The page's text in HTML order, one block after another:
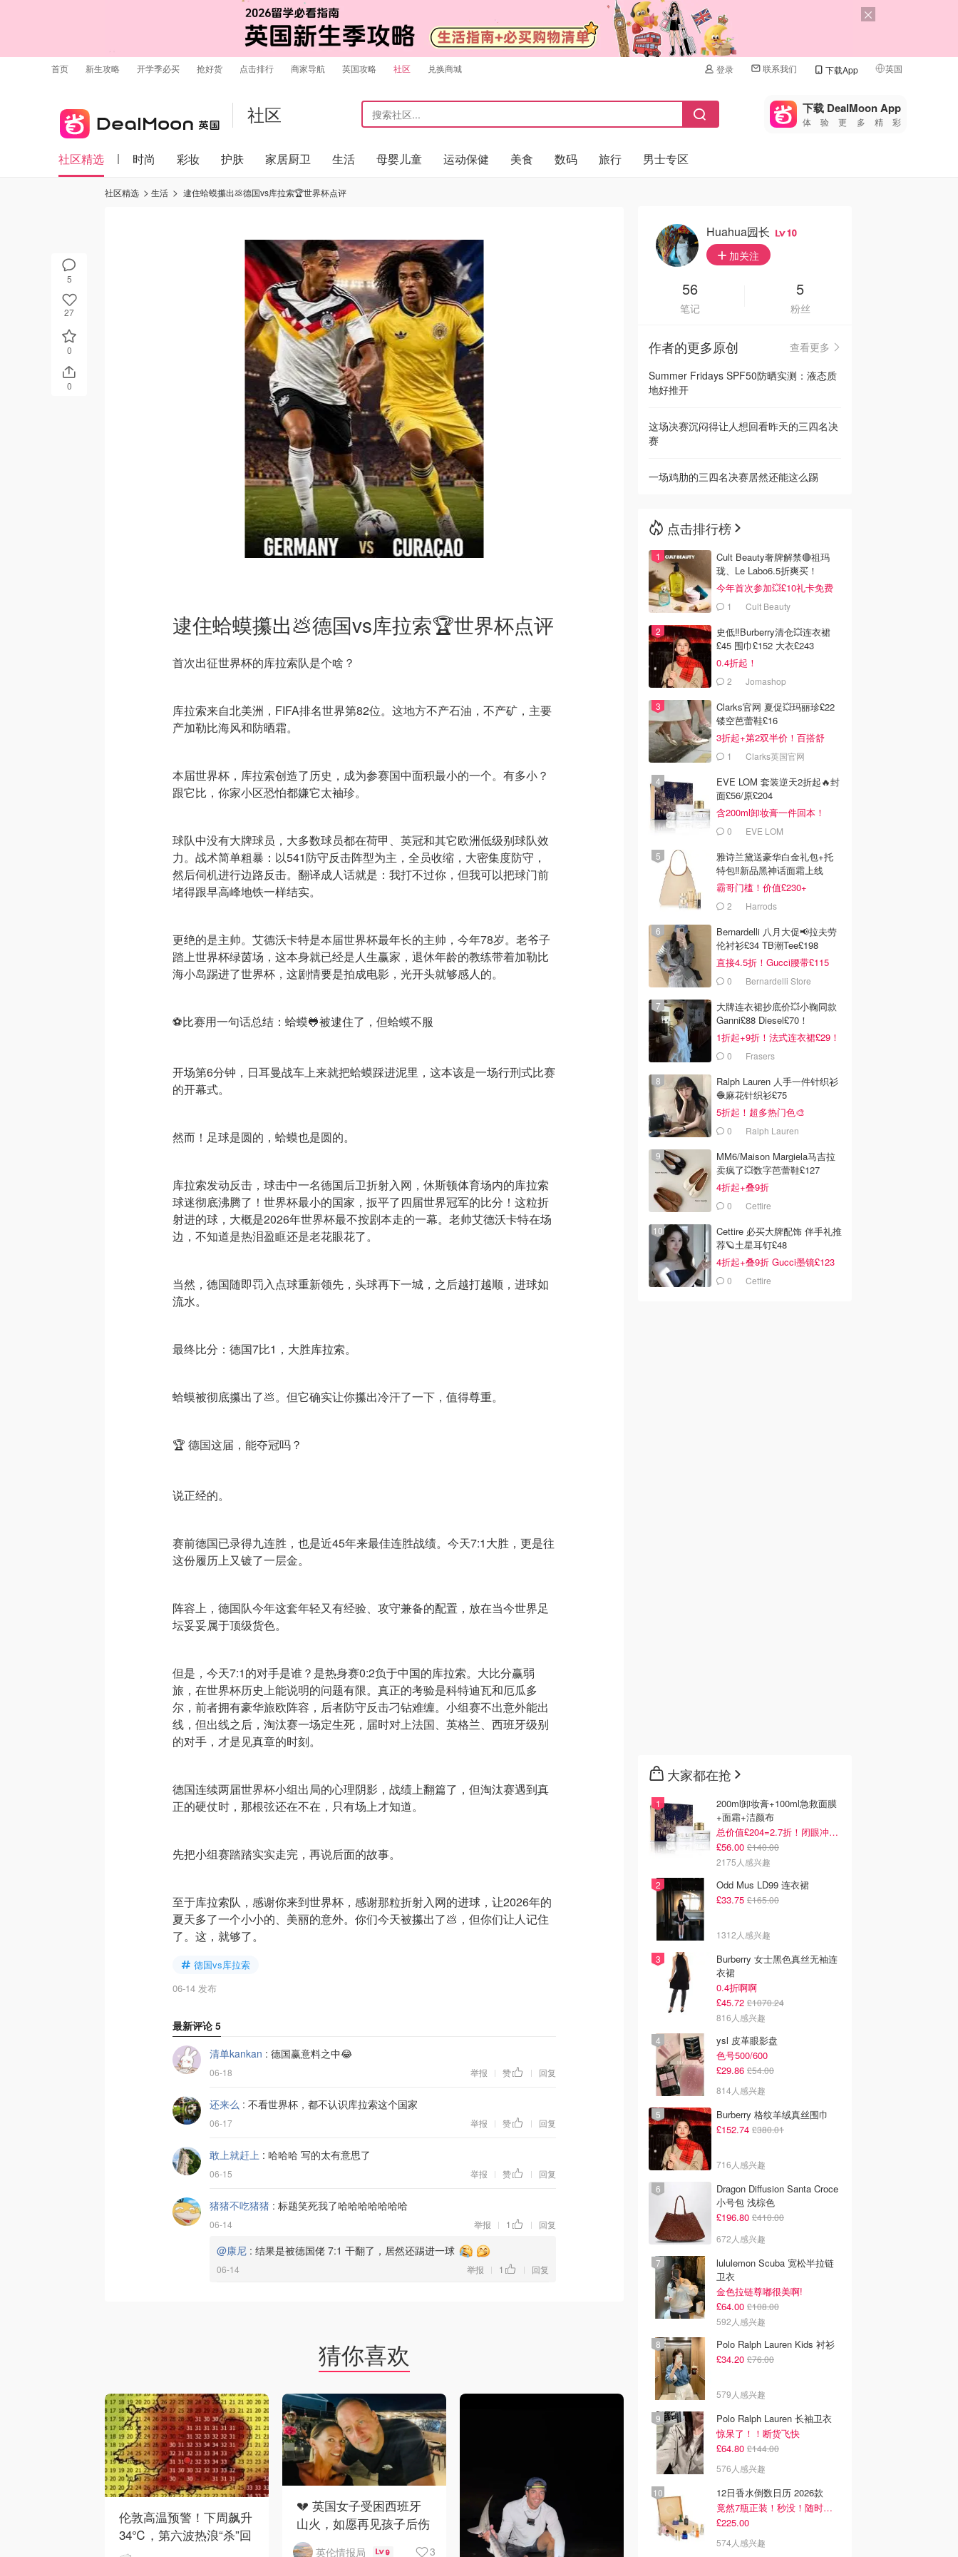
首页 新生攻略 开学季必买 抢好货 点击排行 商家导航 英国攻略 社区 兑换商城 登录 联系我们 下载App 英国
🇺🇸
🇨🇳 中国
🇦🇺
🇳🇿新西兰
社区 下载 DealMoon App
体验更多精彩
社区精选 时尚 彩妆 护肤 家居厨卫 生活 母婴儿童 运动保健 美食 数码 旅行 男士专区
5
27
0
0
社区精选 生活 逮住蛤蟆攥出💩德国vs库拉索🏆世界杯点评
逮住蛤蟆攥出💩德国vs库拉索🏆世界杯点评
首次出征世界杯的库拉索队是个啥？
库拉索来自北美洲，FIFA排名世界第82位。这地方不产石油，不产矿，主要
产加勒比海风和防晒霜。
本届世界杯，库拉索创造了历史，成为参赛国中面积最小的一个。有多小？
跟它比，你家小区恐怕都嫌它太袖珍。
球队中没有大牌球员，大多数球员都在荷甲、英冠和其它欧洲低级别球队效
力。战术简单粗暴：以541防守反击阵型为主，全员收缩，大密集度防守，
然后伺机进行边路反击。翻译成人话就是：我打不过你，但我可以把球门前
堵得跟早高峰地铁一样结实。
更绝的是主帅。艾德沃卡特是本届世界杯最年长的主帅，今年78岁。老爷子
踏上世界杯绿茵场，这本身就已经是人生赢家，退休年龄的教练带着加勒比
海小岛踢进了世界杯，这剧情要是拍成电影，光开头就够感人的。
⚽比赛用一句话总结：蛤蟆🐸被逮住了，但蛤蟆不服
开场第6分钟，日耳曼战车上来就把蛤蟆踩进泥里，这本该是一场行刑式比赛
的开幕式。
然而！足球是圆的，蛤蟆也是圆的。
库拉索发动反击，球击中一名德国后卫折射入网，休斯顿体育场内的库拉索
球迷彻底沸腾了！世界杯最小的国家，扳平了四届世界冠军的比分！这粒折
射进的球，大概是2026年世界杯最不按剧本走的一幕。老帅艾德沃卡特在场
边，不知道是热泪盈眶还是老花眼花了。
当然，德国随即罚入点球重新领先，头球再下一城，之后越打越顺，进球如
流水。
最终比分：德国7比1，大胜库拉索。
蛤蟆被彻底攥出了💩。但它确实让你攥出冷汗了一下，值得尊重。
🏆 德国这届，能夺冠吗？
说正经的。
赛前德国已录得九连胜，也是近45年来最佳连胜战绩。今天7:1大胜，更是往
这份履历上又镀了一层金。
阵容上，德国队今年这套年轻又有经验、攻守兼备的配置，放在当今世界足
坛妥妥属于顶级货色。
但是，今天7:1的对手是谁？是热身赛0:2负于中国的库拉索。大比分赢弱
旅，在世界杯历史上能说明的问题有限。真正的考验是科特迪瓦和厄瓜多
尔，前者拥有豪华旅欧阵容，后者防守反击刁钻难缠。小组赛不出意外能出
线，但出线之后，淘汰赛一场定生死，届时对上法国、英格兰、西班牙级别
的对手，才是见真章的时刻。
德国连续两届世界杯小组出局的心理阴影，战绩上翻篇了，但淘汰赛遇到真
正的硬仗时，那根弦还在不在，只有场上才知道。
先把小组赛踏踏实实走完，再说后面的故事。
至于库拉索队，感谢你来到世界杯，感谢那粒折射入网的进球，让2026年的
夏天多了一个小小的、美丽的意外。你们今天被攥出了💩，但你们让人记住
了。这，就够了。
德国vs库拉索
06-14 发布
最新评论 5
清单kankan : 德国赢意料之中😂
06-18 举报 | 赞 | 回复
还来么 : 不看世界杯，都不认识库拉索这个国家
06-17 举报 | 赞 | 回复
敢上就赶上 : 哈哈哈 写的太有意思了
06-15 举报 | 赞 | 回复
猪猪不吃猪猪 : 标题笑死我了哈哈哈哈哈哈哈
06-14 举报 | 1 | 回复
@康尼 : 结果是被德国佬 7:1 干翻了，居然还踢进一球
06-14 举报 | 1 | 回复
猜你喜欢
伦敦高温预警！下周飙升
34℃，第六波热浪“杀”回
英伦
💔 英国女子受困西班牙
山火，如愿再见孩子后伤
重离世
英伦情报局 9 3
Huahua园长 10
加关注
56
笔记
5
粉丝
作者的更多原创
查看更多
Summer Fridays SPF50防晒实测：液态质
地好推开
这场决赛沉闷得让人想回看昨天的三四名决
赛
一场鸡肋的三四名决赛居然还能这么踢
点击排行榜
Cult Beauty奢牌解禁🔴祖玛
珑、Le Labo6.5折爽买！
今年首次参加💥£10礼卡免费
拿 1 Cult Beauty
史低‼️Burberry清仓💥连衣裙
£45 围巾£152 大衣£243
0.4折起！
2 Jomashop
Clarks官网 夏促💥玛丽珍£22
镂空芭蕾鞋£16
3折起+第2双半价！百搭舒
服！1 Clarks英国官网
EVE LOM 套装逆天2折起🔥封
面£56/原£204
含200ml卸妆膏一件回本！
0 EVE LOM
雅诗兰黛送豪华白金礼包+托
特包‼️新品黑神话面霜上线
霸哥门槛！价值£230+
2 Harrods
Bernardelli 八月大促📢拉夫劳
伦衬衫£34 TB潮Tee£198
直接4.5折！Gucci腰带£115
0 Bernardelli Store
大牌连衣裙抄底价💥小鞠同款
Ganni£88 Diesel£70！
1折起+9折！法式连衣裙£29！
0 Frasers
Ralph Lauren 人手一件针织衫
🧶麻花针织衫£75
5折起！超多热门色🎨
0 Ralph Lauren
MM6/Maison Margiela马吉拉
卖疯了💥数字芭蕾鞋£127
4折起+叠9折
0 Cettire
Cettire 必买大牌配饰 伴手礼推
荐🪐土星耳钉£48
4折起+叠9折 Gucci墨镜£123
0 Cettire
大家都在抢
200ml卸妆膏+100ml急救面膜
+面霜+洁颜布
总价值£204=2.7折！闭眼冲这套！
£56.00 £140.00
2175人感兴趣
Odd Mus LD99 连衣裙
£33.75 £165.00
1312人感兴趣
Burberry 女士黑色真丝无袖连
衣裙
0.4折啊啊
£45.72 £1070.24
816人感兴趣
ysl 皮革眼影盘
色号500/600
£29.86 £54.00
814人感兴趣
Burberry 格纹羊绒真丝围巾
£152.74 £380.01
716人感兴趣
Dragon Diffusion Santa Croce
小号包 浅棕色
£196.80 £410.00
672人感兴趣
lululemon Scuba 宽松半拉链
卫衣
金色拉链尊嘟很美啊!
£64.00 £108.00
592人感兴趣
Polo Ralph Lauren Kids 衬衫
£34.20 £76.00
579人感兴趣
Polo Ralph Lauren 长袖卫衣
惊呆了！！断货飞快
£64.80 £144.00
576人感兴趣
12日香水倒数日历 2026款
竟然7瓶正装！秒没！随时补货蹲！！！
£225.00
574人感兴趣